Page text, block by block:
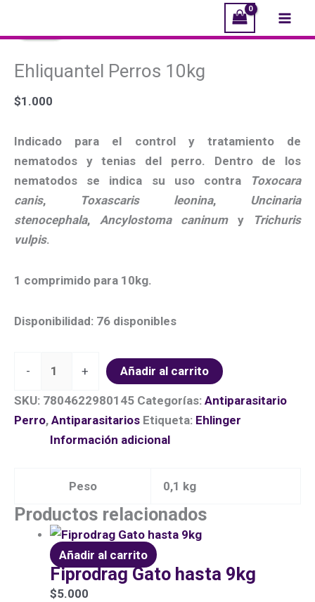
Ehliquantel Perros 10kg
$1.000
Indicado para el control y tratamiento de
nematodos y tenias del perro. Dentro de los
nematodos se indica su uso contra
Toxocara
canis, Toxascaris leonina, Uncinaria
stenocephala, Ancylostoma caninumy
Trichuris
vulpis.
1 comprimido para 10kg.
Disponibilidad: 76 disponibles
-
cantidad
+ Añadir al carrito
SKU: 7804622980145 Categorías: Antiparasitario
Perro, Antiparasitarios Etiqueta: Ehlinger
Información adicional
Peso 0,1 kg
Productos relacionados
Añadir al carrito
Fiprodrag Gato hasta 9kg
$5.000
era:
es:
era:
es: